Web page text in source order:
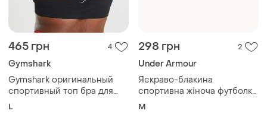
465 грн 4
Gymshark
Gymshark оригинальный
спортивный топ бра для
тренировок
L
298 грн 2
Under Armour
Яскраво-блакина
спортивна жіноча футболка
under armour з v-подібним
M